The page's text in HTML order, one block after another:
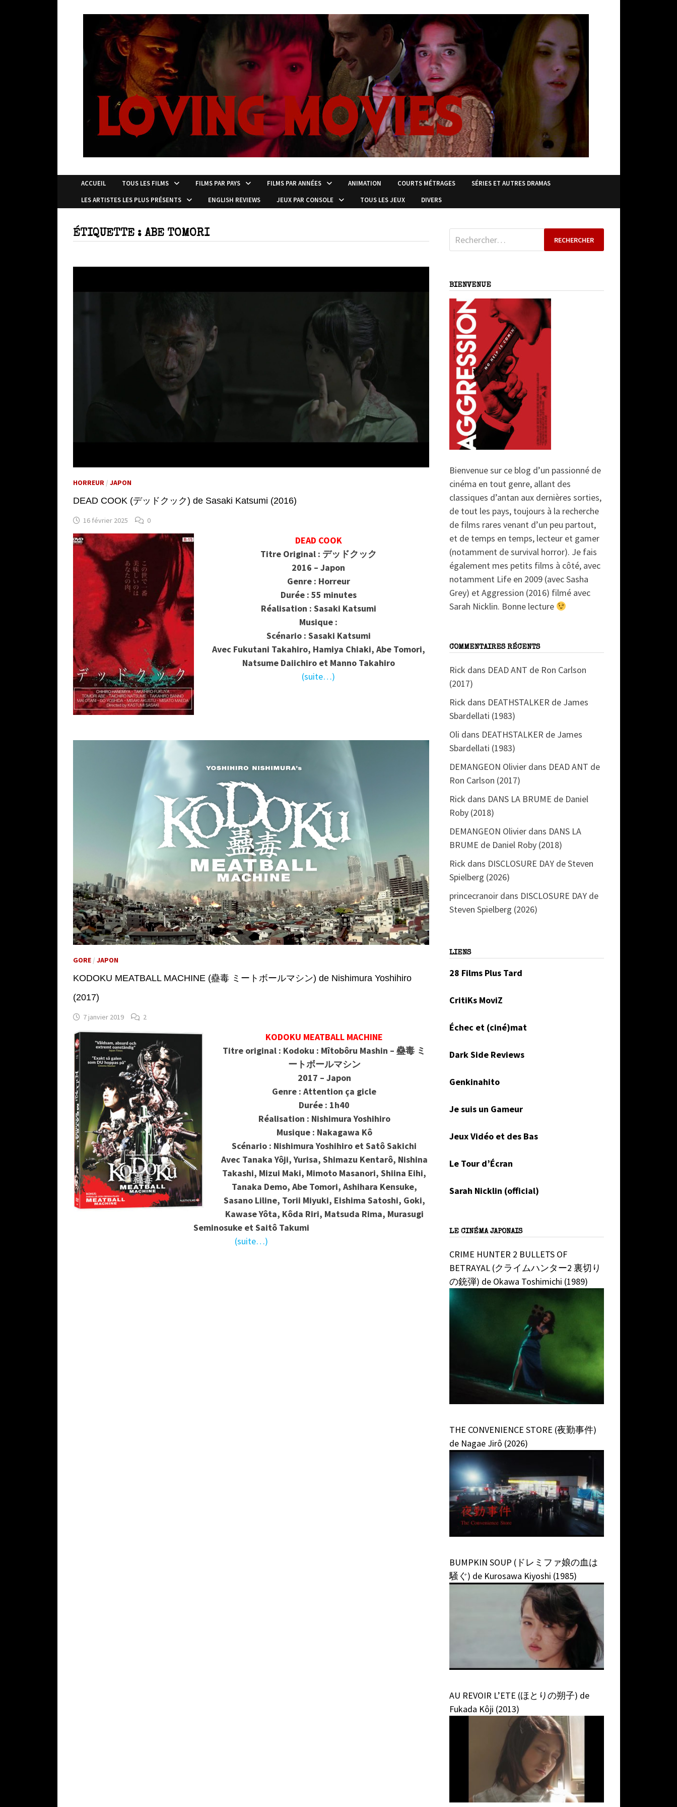
ACCUEIL TOUS LES FILMS FILMS PAR PAYS FILMS PAR ANNÉES ANIMATION COURTS MÉTRAGES
SÉRIES ET AUTRES DRAMAS
LES ARTISTES LES PLUS PRÉSENTS
ENGLISH REVIEWS JEUX PAR CONSOLE TOUS LES JEUX DIVERS
ÉTIQUETTE :ABE TOMORI
HORREUR /JAPON
DEAD COOK (デッドクック) de Sasaki Katsumi (2016)
16 février 2025 0
DEAD COOK
Titre Original : デッドクック
2016 – Japon
Genre : Horreur
Durée : 55 minutes
Réalisation : Sasaki Katsumi
Musique :
Scénario : Sasaki Katsumi
Avec Fukutani Takahiro, Hamiya Chiaki, Abe Tomori,
Natsume Daiichiro et Manno Takahiro
(suite…)
GORE /JAPON
KODOKU MEATBALL MACHINE (蠱毒 ミートボールマシン) de Nishimura Yoshihiro
(2017)
7 janvier 2019 2
KODOKU MEATBALL MACHINE
Titre original : Kodoku : Mîtobôru Mashin – 蠱毒 ミ
ートボールマシン
2017 – Japon
Genre : Attention ça gicle
Durée : 1h40
Réalisation : Nishimura Yoshihiro
Musique : Nakagawa Kô
Scénario : Nishimura Yoshihiro et Satô Sakichi
Avec Tanaka Yôji, Yurisa, Shimazu Kentarô, Nishina
Takashi, Mizui Maki, Mimoto Masanori, Shiina Eihi,
Tanaka Demo, Abe Tomori, Ashihara Kensuke,
Sasano Liline, Torii Miyuki, Eishima Satoshi, Goki,
Kawase Yôta, Kôda Riri, Matsuda Rima, Murasugi
Seminosuke et Saitô Takumi
(suite…)
Rechercher :
BIENVENUE
Bienvenue sur ce blog d’un passionné de
cinéma en tout genre, allant des
classiques d’antan aux dernières sorties,
de tout les pays, toujours à la recherche
de films rares venant d’un peu partout,
et de temps en temps, lecteur et gamer
(notamment de survival horror). Je fais
également mes petits films à côté, avec
notamment Life en 2009 (avec Sasha
Grey) et Aggression (2016) filmé avec
Sarah Nicklin. Bonne lecture
COMMENTAIRES RÉCENTS
Rick dans DEAD ANT de Ron Carlson
(2017)
Rick dans DEATHSTALKER de James
Sbardellati (1983)
Oli dans DEATHSTALKER de James
Sbardellati (1983)
DEMANGEON Olivier dans DEAD ANT de
Ron Carlson (2017)
Rick dans DANS LA BRUME de Daniel
Roby (2018)
DEMANGEON Olivier dans DANS LA
BRUME de Daniel Roby (2018)
Rick dans DISCLOSURE DAY de Steven
Spielberg (2026)
princecranoir dans DISCLOSURE DAY de
Steven Spielberg (2026)
LIENS
28 Films Plus Tard
CritiKs MoviZ
Échec et (ciné)mat
Dark Side Reviews
Genkinahito
Je suis un Gameur
Jeux Vidéo et des Bas
Le Tour d’Écran
Sarah Nicklin (official)
LE CINÉMA JAPONAIS
CRIME HUNTER 2 BULLETS OF
BETRAYAL (クライムハンター2 裏切り
の銃弾) de Okawa Toshimichi (1989)
THE CONVENIENCE STORE (夜勤事件)
de Nagae Jirô (2026)
BUMPKIN SOUP (ドレミファ娘の血は
騒ぐ) de Kurosawa Kiyoshi (1985)
AU REVOIR L’ETE (ほとりの朔子) de
Fukada Kôji (2013)